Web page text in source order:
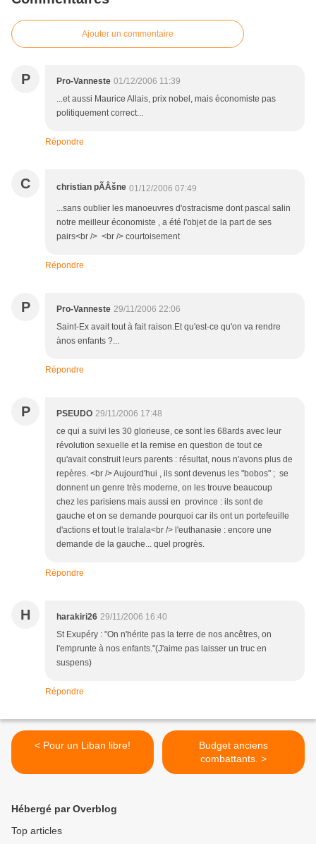
Ajouter un commentaire
P Pro-Vanneste 01/12/2006 11:39
...et aussi Maurice Allais, prix nobel, mais économiste pas
politiquement correct...
Répondre
C christian pÃÂšne 01/12/2006 07:49
...sans oublier les manoeuvres d'ostracisme dont pascal salin
notre meilleur économiste , a été l'objet de la part de ses
pairs<br /> <br /> courtoisement
Répondre
P Pro-Vanneste 29/11/2006 22:06
Saint-Ex avait tout à fait raison.Et qu'est-ce qu'on va rendre
ànos enfants ?...
Répondre
P PSEUDO 29/11/2006 17:48
ce qui a suivi les 30 glorieuse, ce sont les 68ards avec leur
révolution sexuelle et la remise en question de tout ce
qu'avait construit leurs parents : résultat, nous n'avons plus de
repères. <br /> Aujourd'hui , ils sont devenus les "bobos" ; se
donnent un genre très moderne, on les trouve beaucoup
chez les parisiens mais aussi en province : ils sont de
gauche et on se demande pourquoi car ils ont un portefeuille
d'actions et tout le tralala<br /> l'euthanasie : encore une
demande de la gauche... quel progrès.
Répondre
H harakiri26 29/11/2006 16:40
St Exupéry : "On n'hérite pas la terre de nos ancêtres, on
l'emprunte à nos enfants."(J'aime pas laisser un truc en
suspens)
Répondre
< Pour un Liban libre!
Budget anciens
combattants. >
Hébergé par Overblog
Top articles